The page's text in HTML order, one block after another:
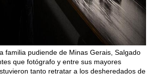
familia pudiende de Minas Gerais, Salgado
que fotógrafo y entre sus mayores
tanto retratar a los desheredados de